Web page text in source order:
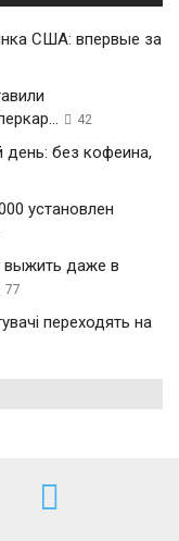
США: впервые за
42
без кофеина,
установлен
выжить даже в
77
переходять на